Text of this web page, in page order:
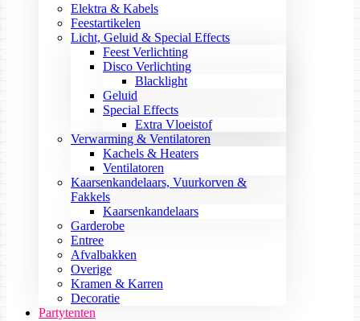
Elektra & Kabels
Feestartikelen
Licht, Geluid & Special Effects
Feest Verlichting
Disco Verlichting
Blacklight
Geluid
Special Effects
Extra Vloeistof
Verwarming & Ventilatoren
Kachels & Heaters
Ventilatoren
Kaarsenkandelaars, Vuurkorven &
Fakkels
Kaarsenkandelaars
Garderobe
Entree
Afvalbakken
Overige
Kramen & Karren
Decoratie
Partytenten